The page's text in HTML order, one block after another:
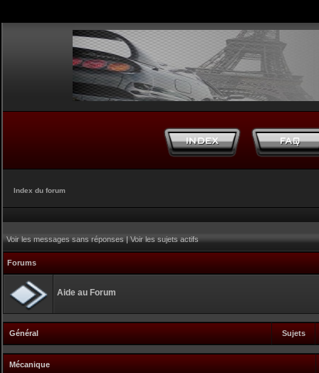
Index du forum
Voir les messages sans réponses|Voir les sujets actifs
Forums
Aide au Forum
Général Sujets
Mécanique